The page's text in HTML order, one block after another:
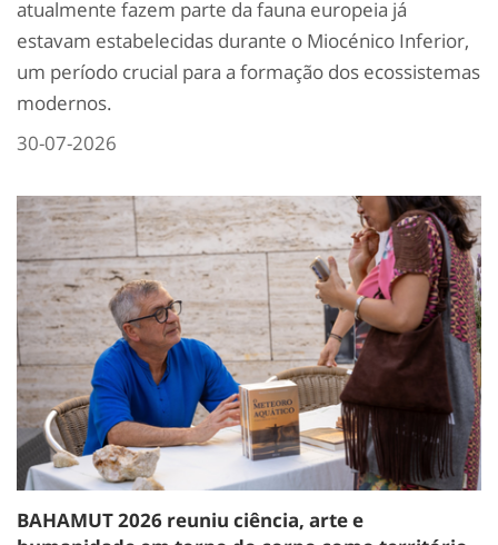
atualmente fazem parte da fauna europeia já
estavam estabelecidas durante o Miocénico Inferior,
um período crucial para a formação dos ecossistemas
modernos.
30-07-2026
BAHAMUT 2026 reuniu ciência, arte e